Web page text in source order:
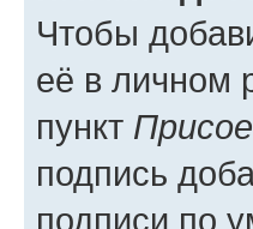
Чтобы
её в личном
пункт
подпись
подписи по